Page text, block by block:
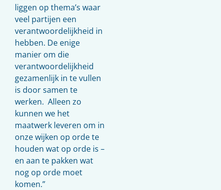
liggen op thema’s waar
veel partijen een
verantwoordelijkheid in
hebben. De enige
manier om die
verantwoordelijkheid
gezamenlijk in te vullen
is door samen te
werken. Alleen zo
kunnen we het
maatwerk leveren om in
onze wijken op orde te
houden wat op orde is –
en aan te pakken wat
nog op orde moet
komen.”